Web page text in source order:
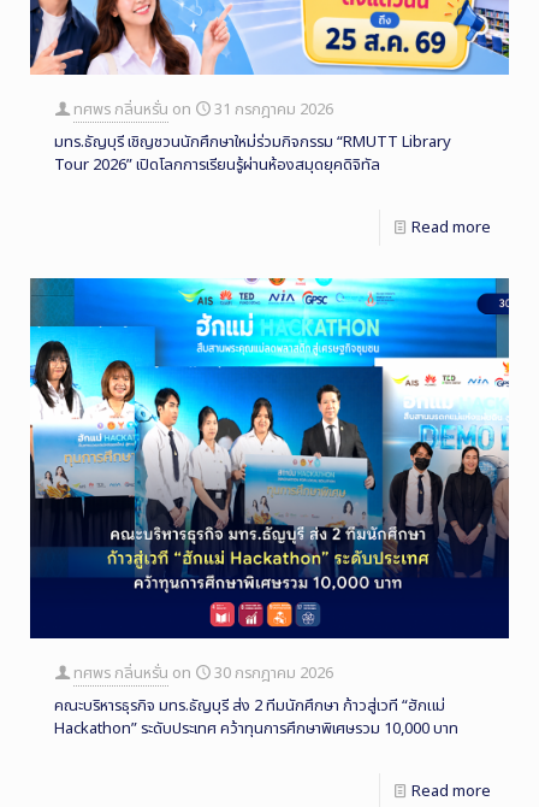
ทศพร กลิ่นหรั่น on
31 กรกฎาคม 2026
มทร.ธัญบุรี เชิญชวนนักศึกษาใหม่ร่วมกิจกรรม “RMUTT Library
Tour 2026” เปิดโลกการเรียนรู้ผ่านห้องสมุดยุคดิจิทัล
Read more
ทศพร กลิ่นหรั่น on
30 กรกฎาคม 2026
คณะบริหารธุรกิจ มทร.ธัญบุรี ส่ง 2 ทีมนักศึกษา ก้าวสู่เวที “ฮักแม่
Hackathon” ระดับประเทศ คว้าทุนการศึกษาพิเศษรวม 10,000 บาท
Read more